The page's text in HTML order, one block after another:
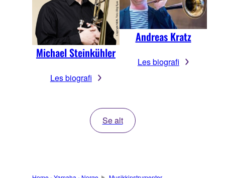
Michael Steinkühler
Les biografi
Andreas Kratz
Les biografi
Se alt